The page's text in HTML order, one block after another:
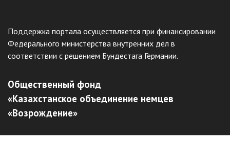
Поддержка портала осуществляется при финансировании
Федерального министерства внутренних дел в
соответствии с решением Бундестага Германии.
Общественный фонд
«Казахстанское объединение немцев
«Возрождение»